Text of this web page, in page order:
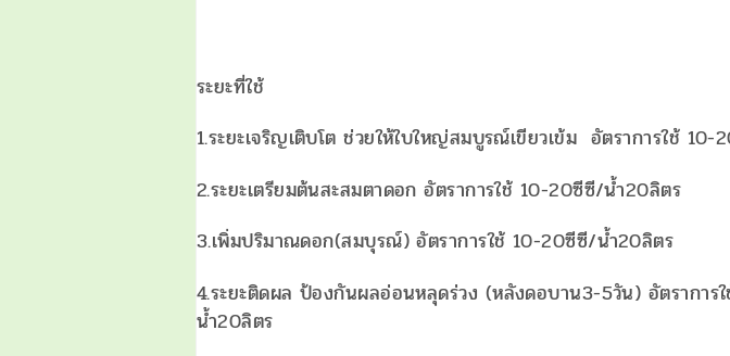
ระยะที่ใช้
1.ระยะเจริญเติบโต ช่วยให้ใบใหญ่สมบูรณ์เขียวเข้ม อัตราการใช้
2.ระยะเตรียมต้นสะสมตาดอก อัตราการใช้ 10-20ซีซี/น้ำ20ลิตร
3.เพิ่มปริมาณดอก(สมบุรณ์) อัตราการใช้ 10-20ซีซี/น้ำ20ลิตร
4.ระยะติดผล ป้องกันผลอ่อนหลุดร่วง (หลังดอบาน3-5วัน) อัตราการ
น้ำ20ลิตร